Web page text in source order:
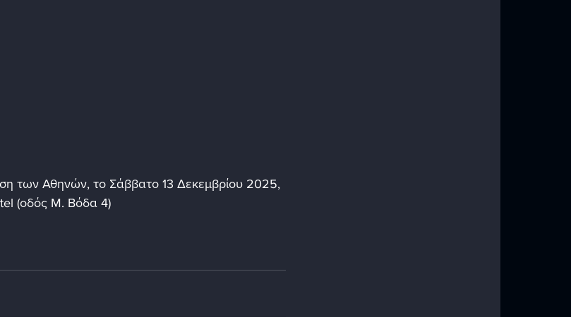
των Αθηνών, το Σάββατο 13 Δεκεμβρίου 2025,
(οδός Μ. Βόδα 4)